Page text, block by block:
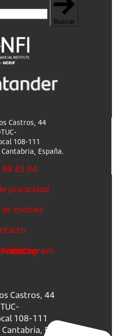
Buscar
Castros, 44
108-111
España.
82 94
privacidad
cookies
Youtube
Instagram
Castros, 44
108-111
España.